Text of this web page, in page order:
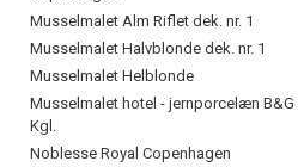
Musselmalet Alm Riflet dek. nr. 1
Musselmalet Halvblonde dek. nr. 1
Musselmalet Helblonde
Musselmalet hotel - jernporcelæn B&G
Kgl.
Noblesse Royal Copenhagen